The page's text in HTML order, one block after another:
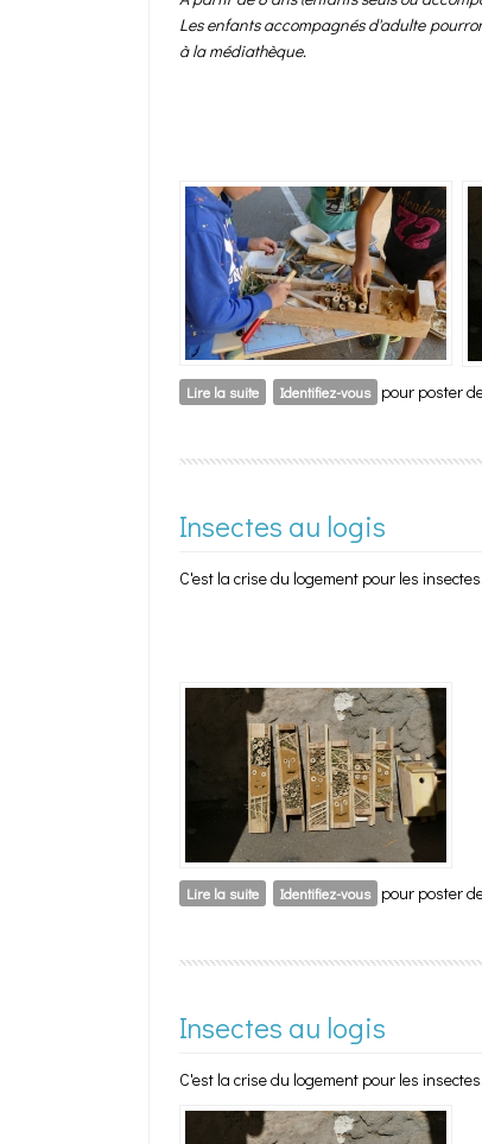
Les enfants accompagnés d'adulte
à la médiathèque.
Lire la suitede Insectes au logis
Identifiez-vous pour poster
Insectes au logis
C'est la crise du logement pour les
Lire la suitede Insectes au logis
Identifiez-vous pour poster
Insectes au logis
C'est la crise du logement pour les